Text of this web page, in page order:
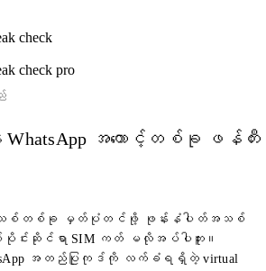
check
check pro
နဲ့ WhatsApp အကောင့်တစ်ခု ဖန်တီး
င့်အသစ်တစ်ခု မှတ်ပုံတင်ဖို့ ဖုန်းနံပါတ်အသစ်
င်းဆိုင်ရာ SIM ကတ် မလိုအပ်ပါဘူး။
အတည်ပြုကုဒ်ကို လက်ခံရရှိတဲ့ virtual